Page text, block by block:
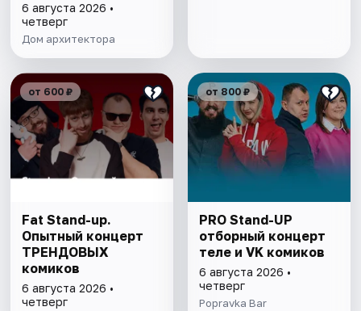
6 августа 2026 •
четверг
Дом архитектора
от 600 ₽
Fat Stand-up.
Опытный концерт
ТРЕНДОВЫХ
комиков
6 августа 2026 •
четверг
от 800 ₽
PRO Stand-UP
отборный концерт
теле и VK комиков
6 августа 2026 •
четверг
Popravka Bar